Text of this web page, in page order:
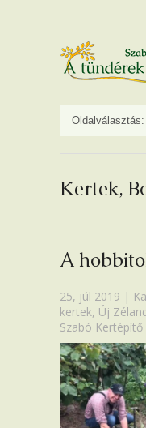
Kertek,
A
25, júl 2019 |
kertek, Új
Szabó Kertépítő